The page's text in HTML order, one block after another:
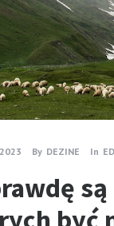
By DEZINE In